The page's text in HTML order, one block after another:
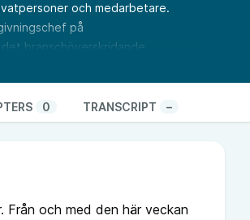
och medarbetare.
på
branschöverskridande
samordnar. Per
för Säkerhetskollen och
podd246.
0 TRANSCRIPT –
och med den här veckan